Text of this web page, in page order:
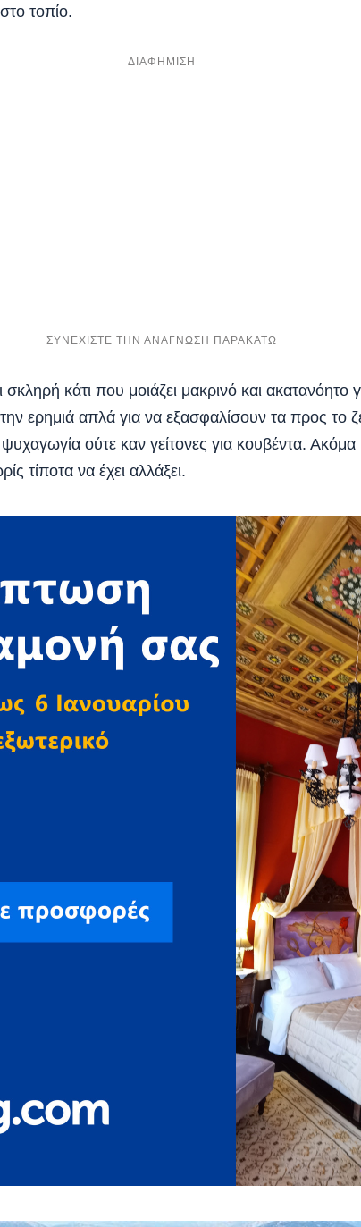
τοπίο.
σκληρή κάτι που μοιάζει μακρινό και ακατανόητο
ερημιά απλά για να εξασφαλίσουν τα προς το
ούτε καν γείτονες για κουβέντα. Ακόμα
τίποτα να έχει αλλάξει.